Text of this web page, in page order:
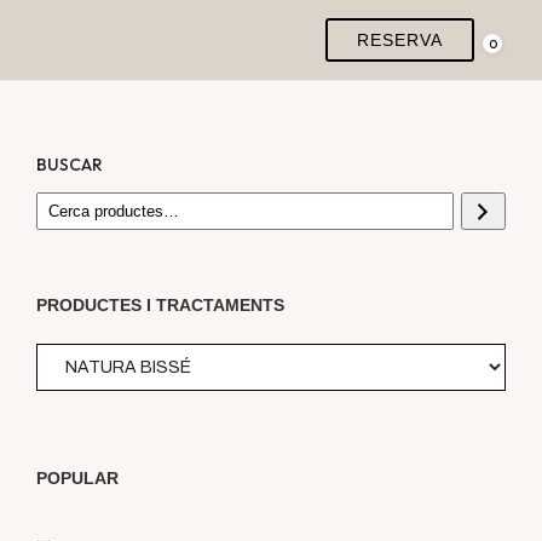
RESERVA 0
BUSCAR
PRODUCTES I TRACTAMENTS
POPULAR